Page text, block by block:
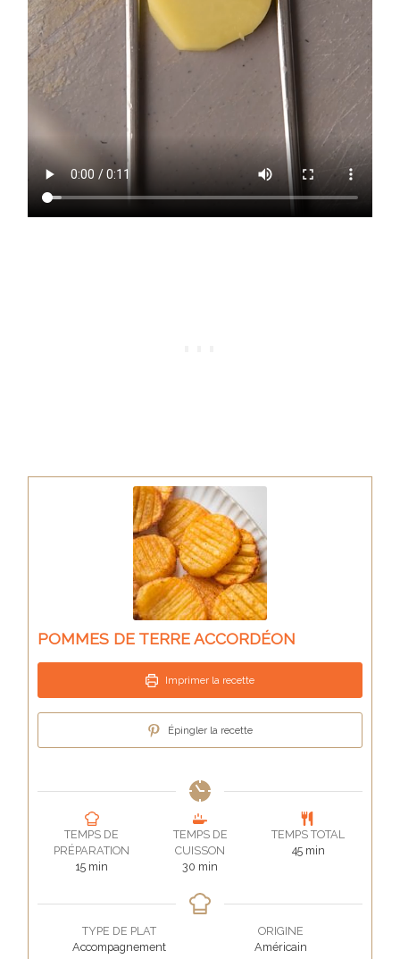
POMMES DE TERRE ACCORDÉON
Imprimer la recette
Épingler la recette
TEMPS DE
PRÉPARATION
15minutes
min
TEMPS DE
CUISSON
30 minutes
min
TEMPS TOTAL
45minutes
min
TYPE DE PLAT
Accompagnement
ORIGINE
Américain